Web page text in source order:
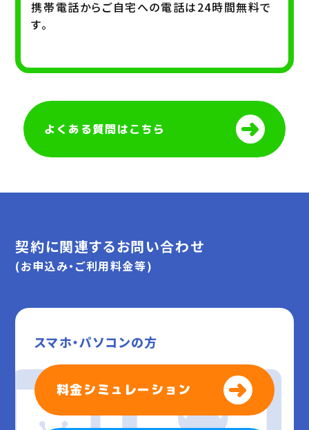
携帯電話からご自宅への電話は24時間無料で
す。
よくある質問はこちら
契約に関連するお問い合わせ
(お申込み・ご利用料金等)
スマホ・パソコンの方
料金シミュレーション